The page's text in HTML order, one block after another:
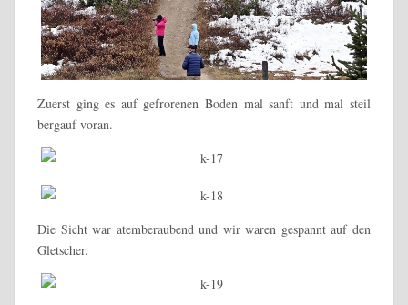
Zuerst ging es auf gefrorenen Boden mal sanft und mal steil
bergauf voran.
Die Sicht war atemberaubend und wir waren gespannt auf den
Gletscher.